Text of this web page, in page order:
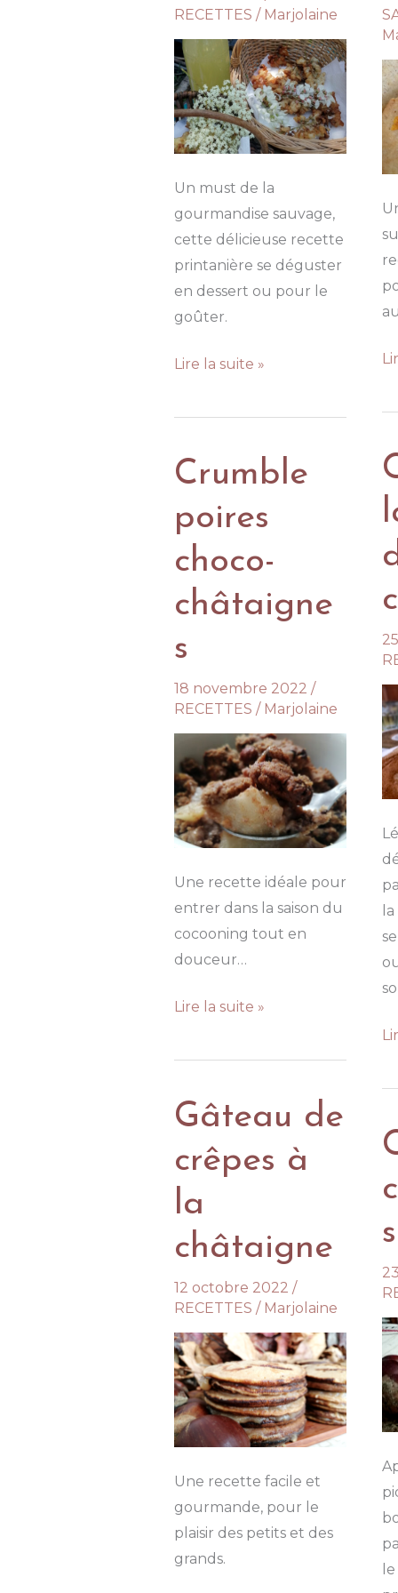
RECETTES / Marjolaine
Un must de la
gourmandise sauvage,
cette délicieuse recette
printanière se déguster
en dessert ou pour le
goûter.
Tempura
fleurs
Lire la suite »
la
Crumble
poires
choco-
châtaigne
s
18 novembre 2022 /
RECETTES / Marjolaine
Une recette idéale pour
entrer dans la saison du
cocooning tout en
douceur…
Crumble
choco-
Lire la suite »
Gâteau de
crêpes à
la
châtaigne
12 octobre 2022 /
RECETTES / Marjolaine
Une recette facile et
gourmande, pour le
plaisir des petits et des
grands.
s